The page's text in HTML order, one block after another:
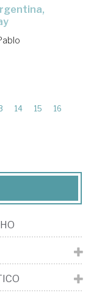
14 15
16